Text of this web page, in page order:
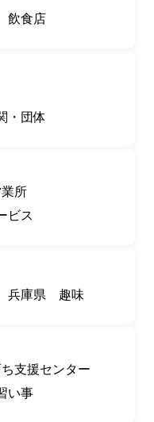
飲食店
・団体
所
ビス
兵庫県 趣味
支援センター
い事